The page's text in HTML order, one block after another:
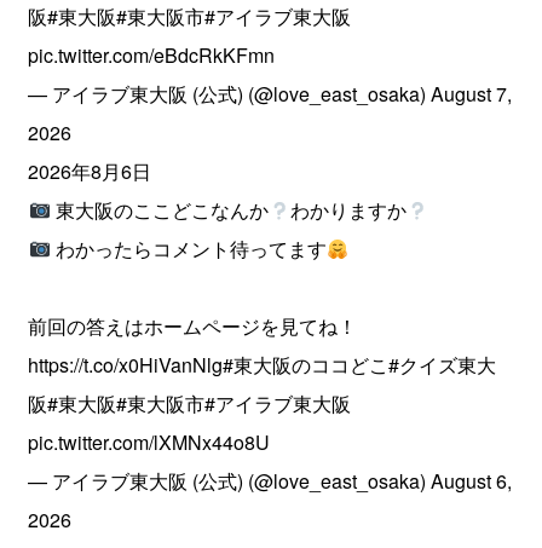
阪#東大阪#東大阪市#アイラブ東大阪
pic.twitter.com/eBdcRkKFmn
— アイラブ東大阪 (公式) (@love_east_osaka)August 7,
2026
2026年8月6日
東大阪のここどこなんか
わかりますか
わかったらコメント待ってます
前回の答えはホームページを見てね！
https://t.co/x0HiVanNlg#東大阪のココどこ#クイズ東大
阪#東大阪#東大阪市#アイラブ東大阪
pic.twitter.com/lXMNx44o8U
— アイラブ東大阪 (公式) (@love_east_osaka)August 6,
2026